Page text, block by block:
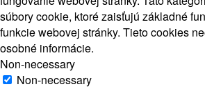
súbory cookie, ktoré zaisťujú základné
funkcie webovej stránky. Tieto cookies
osobné informácie.
Non-necessary
Non-necessary